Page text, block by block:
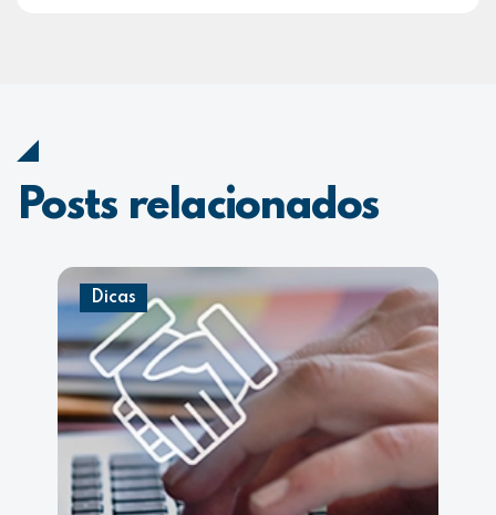
Posts relacionados
Dicas